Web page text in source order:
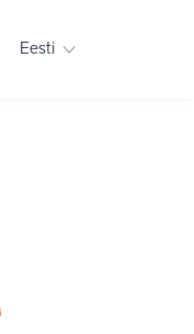
Eesti